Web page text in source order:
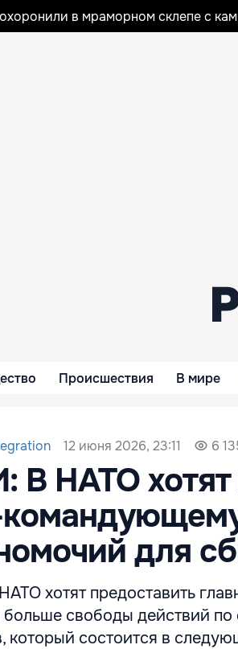
в мраморном склепе с
Происшествия В мире
12 июня 2026, 23:11 6
В НАТО хотят
для
хотят предоставить
больше свободы действий
который состоится в